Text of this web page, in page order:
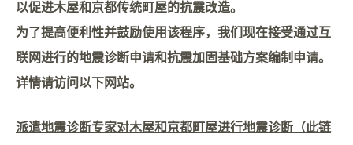
以促进木屋和京都传统町屋的抗震改造。
为了提高便利性并鼓励使用该程序，我们现在接受通过互
联网进行的地震诊断申请和抗震加固基础方案编制申请。
详情请访问以下网站。
派遣地震诊断专家对木屋和京都町屋进行地震诊断（此链